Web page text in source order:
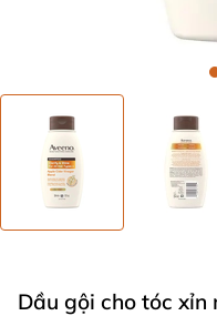
Dầu gội cho tóc xỉn